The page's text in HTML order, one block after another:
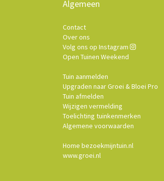
Algemeen
Contact
Over ons
Volg ons op Instagram
Open Tuinen Weekend
Tuin aanmelden
Upgraden naar Groei & Bloei Pro
Tuin afmelden
Wijzigen vermelding
Toelichting tuinkenmerken
Algemene voorwaarden
Home bezoekmijntuin.nl
www.groei.nl